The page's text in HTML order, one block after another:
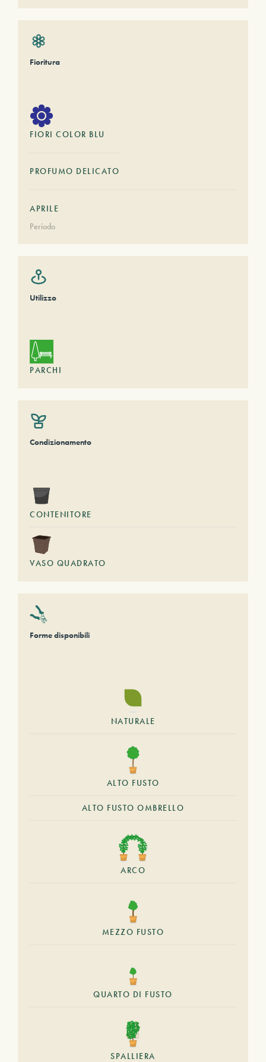
Fioritura
FIORI COLOR BLU
PROFUMO DELICATO
APRILE
Periodo
Utilizzo
PARCHI
Condizionamento
CONTENITORE
VASO QUADRATO
Forme disponibili
NATURALE
ALTO FUSTO
ALTO FUSTO OMBRELLO
ARCO
MEZZO FUSTO
QUARTO DI FUSTO
SPALLIERA